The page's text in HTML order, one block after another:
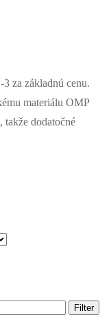
za základnú cenu.
materiálu OMP
takže dodatočné
Filter